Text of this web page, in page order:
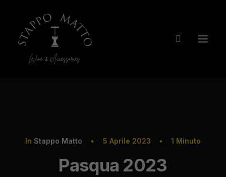
InStappo Matto • 5 Aprile 2023 • 1 Minuto
Pasqua 2023